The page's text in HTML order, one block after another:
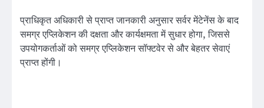
प्राधिकृत अधिकारी से प्राप्त जानकारी अनुसार सर्वर मेंटेनेंस के बाद
समग्र एप्लिकेशन की दक्षता और कार्यक्षमता में सुधार होगा, जिससे
उपयोगकर्ताओं को समग्र एप्लिकेशन सॉफ्टवेर से और बेहतर सेवाएं
प्राप्त होंगी।